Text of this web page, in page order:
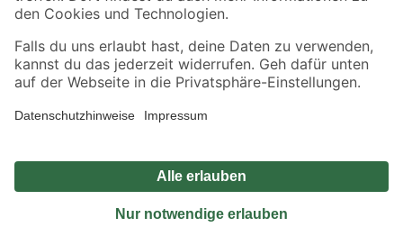
Alle Preisangaben in EUR inkl. gesetzl. MwSt.. Die dargestellten Angebote sind unter
Umständen nicht in allen Märkten verfügbar. Die angegebenen Verfügbarkeiten beziehen
Produkte nur solange der Vorrat reicht.
*Paketversand ab 59 € versandkostenfrei, gilt nicht für Artikel mit Speditionsversand, hier
Privatsphäre Impressum
Nutzungsbedingungen
Widerrufsrecht
Vertrag widerrufen